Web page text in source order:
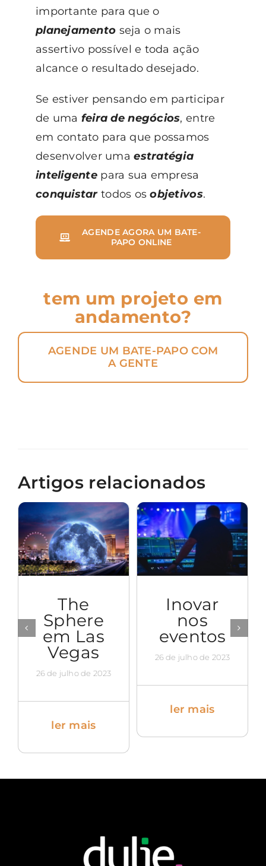
importante para que o
planejamento seja o mais
assertivo possível e toda ação
alcance o resultado desejado.
Se estiver pensando em participar
de uma feira de negócios, entre
em contato para que possamos
desenvolver umaestratégia
inteligentepara sua empresa
conquistar todos osobjetivos.
AGENDE AGORA UM BATE-
PAPO ONLINE
tem um projeto em
andamento?
AGENDE UM BATE-PAPO COM
A GENTE
Artigos relacionados
The
Sphere
em Las
Vegas
26 de julho de 2023
ler mais
Inovar
nos
eventos
26 de julho de 2023
ler mais